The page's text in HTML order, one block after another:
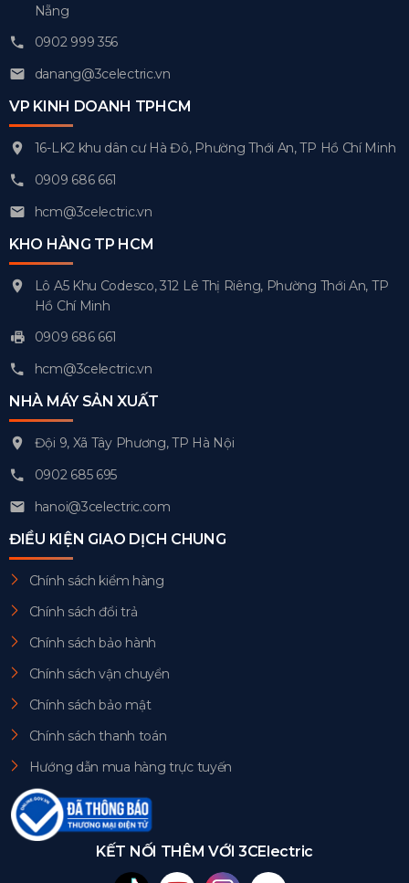
Nẵng
0902 999 356
danang@3celectric.vn
VP KINH DOANH TPHCM
16-LK2 khu dân cư Hà Đô, Phường Thới An, TP Hồ Chí Minh
0909 686 661
hcm@3celectric.vn
KHO HÀNG TP HCM
Lô A5 Khu Codesco, 312 Lê Thị Riêng, Phường Thới An, TP
Hồ Chí Minh
0909 686 661
hcm@3celectric.vn
NHÀ MÁY SẢN XUẤT
Đội 9, Xã Tây Phương, TP Hà Nội
0902 685 695
hanoi@3celectric.com
ĐIỀU KIỆN GIAO DỊCH CHUNG
Chính sách kiểm hàng
Chính sách đổi trả
Chính sách bảo hành
Chính sách vận chuyển
Chính sách bảo mật
Chính sách thanh toán
Hướng dẫn mua hàng trực tuyến
KẾT NỐI THÊM VỚI 3CElectric